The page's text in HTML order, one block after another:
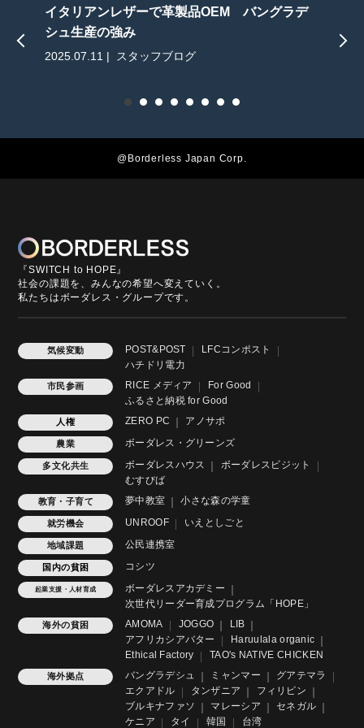
イタリアンレザーで革製品OEM バングラデ
シュ生産の強み
2025.07.11 | スタッフブログ
@Borderless Japan Corp.
『SWITCH to HOPE』
社会の課題を、みんなの希望へ変えていく。
私たちはボーダレス・グループです。
気候変動 POST&POST
LFCコンポスト
ハチドリ電力
市民参画 RICE メディア
For Good
ふるさと納税 for Good
人権 ZERO PC アノサポ
農業 ボーダレス・グリーンズ
多文化共生 ボーダレスハウス
ボーダレスビジット
むすびば
教育・子育て 夢中教室 小さな森の学童
就労機会 UNROOF いえとしごと
地域課題 公民連携室
国内の貧困 コシツ
起業支援・人材育成
ボーダレスアカデミー
次世代リーダー育成プログラム「HOPE」
海外の貧困 AMOMA JOGGO
LIB
アフリカシアバター
Haruulala organic
Ethical Factory
TAO's NATIVE CHICKEN
海外拠点 バングラデシュ ミャンマー
グアテマラ
エクアドル
タンザニア
フィリピン
ブルキナファソ
マレーシア
セネガル
ケニア
タイ 韓国 台湾